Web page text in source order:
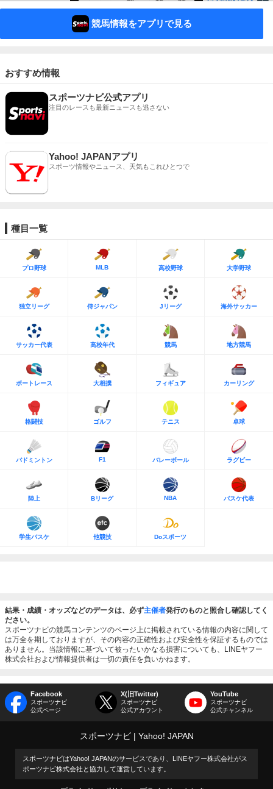
競馬情報をアプリで見る
おすすめ情報
スポーツナビ公式アプリ
注目のレースも最新ニュースも逃さない
Yahoo! JAPANアプリ
スポーツ情報やニュース、天気もこれひとつで
種目一覧
プロ野球 MLB 高校野球 大学野球
独立リーグ 侍ジャパン Jリーグ 海外サッカー
サッカー代表 高校年代 競馬 地方競馬
ボートレース 大相撲 フィギュア カーリング
格闘技 ゴルフ テニス 卓球
バドミントン F1 バレーボール ラグビー
陸上 Bリーグ NBA バスケ代表
学生バスケ 他競技 Doスポーツ
結果・成績・オッズなどのデータは、必ず主催者発行のものと照合し確認してく
ださい。
スポーツナビの競馬コンテンツのページ上に掲載されている情報の内容に関して
は万全を期しておりますが、その内容の正確性および安全性を保証するものでは
ありません。当該情報に基づいて被ったいかなる損害についても、LINEヤフー
株式会社および情報提供者は一切の責任を負いかねます。
Facebook
スポーツナビ
公式ページ
X(旧Twitter)
スポーツナビ
公式アカウント
YouTube
スポーツナビ
公式チャンネル
スポーツナビ Yahoo! JAPAN
スポーツナビはYahoo! JAPANのサービスであり、LINEヤフー株式会社がス
ポーツナビ株式会社と協力して運営しています。